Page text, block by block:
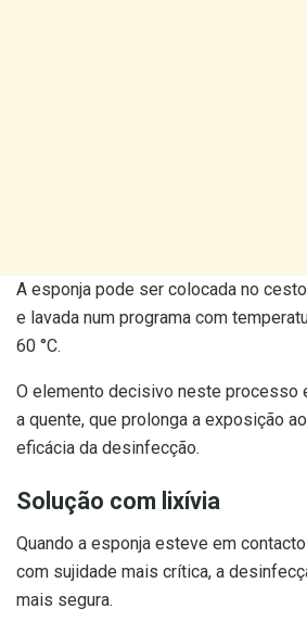
A esponja pode ser colocada no
e lavada num programa com
60 °C.
O elemento decisivo neste processo
a quente, que prolonga a exposição
eficácia da desinfecção.
Solução com lixívia
Quando a esponja esteve em
com sujidade mais crítica, a
mais segura.